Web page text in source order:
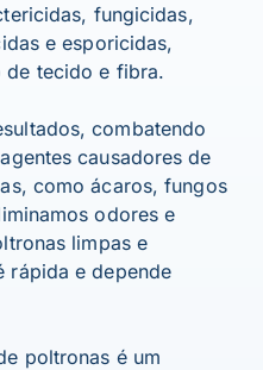
fungicidas,
e esporicidas,
de tecido e fibra.
combatendo
causadores de
como ácaros, fungos
odores e
limpas e
rápida e depende
poltronas é um